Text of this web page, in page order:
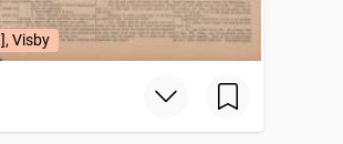
Visby